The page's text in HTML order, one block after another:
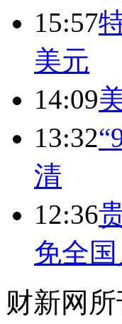
15:57
美元
14:09
13:32
清
12:36
免全
财新网